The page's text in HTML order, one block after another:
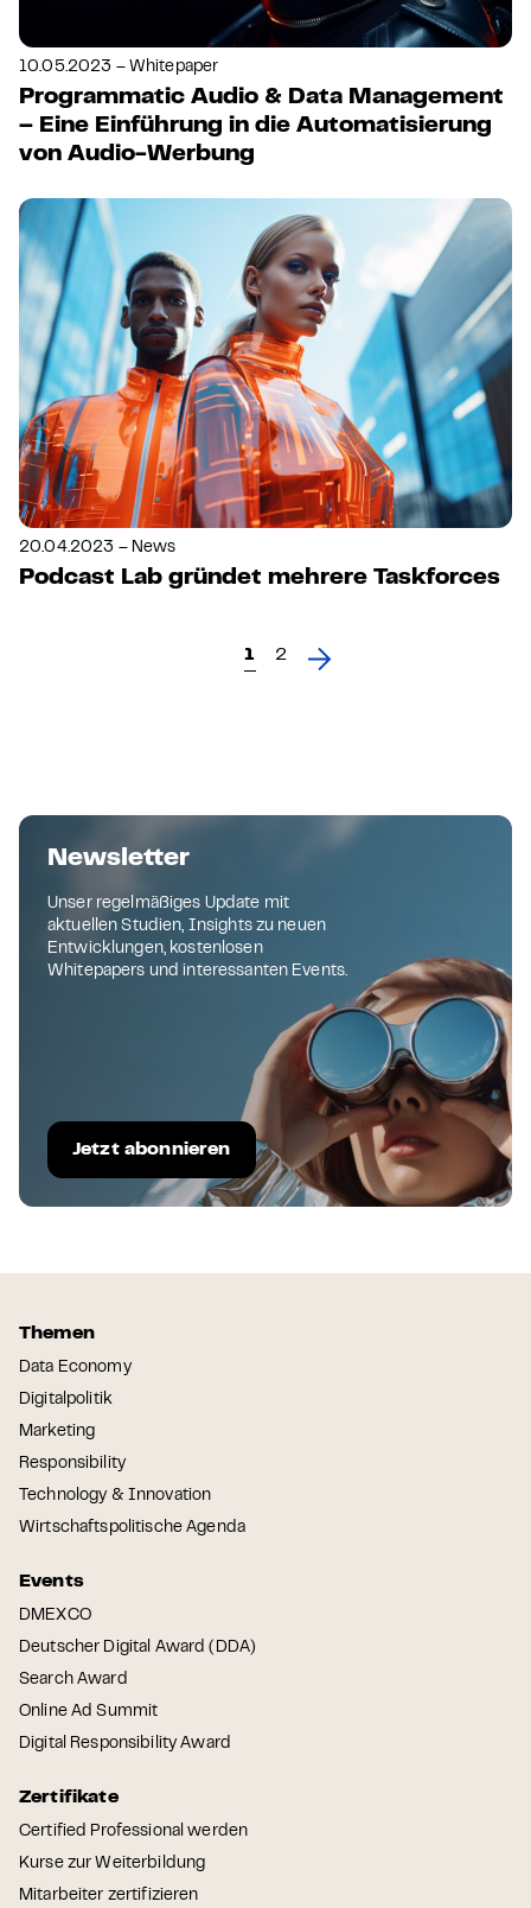
10.05.2023 – Whitepaper
Programmatic Audio & Data Management
– Eine Einführung in die Automatisierung
von Audio-Werbung
20.04.2023 – News
Podcast Lab gründet mehrere Taskforces
1 2
Newsletter
Unser regelmäßiges Update mit
aktuellen Studien, Insights zu neuen
Entwicklungen, kostenlosen
Whitepapers und interessanten Events.
Jetzt abonnieren
Themen
Data Economy
Digitalpolitik
Marketing
Responsibility
Technology & Innovation
Wirtschaftspolitische Agenda
Events
DMEXCO
Deutscher Digital Award (DDA)
Search Award
Online Ad Summit
Digital Responsibility Award
Zertifikate
Certified Professional werden
Kurse zur Weiterbildung
Mitarbeiter zertifizieren